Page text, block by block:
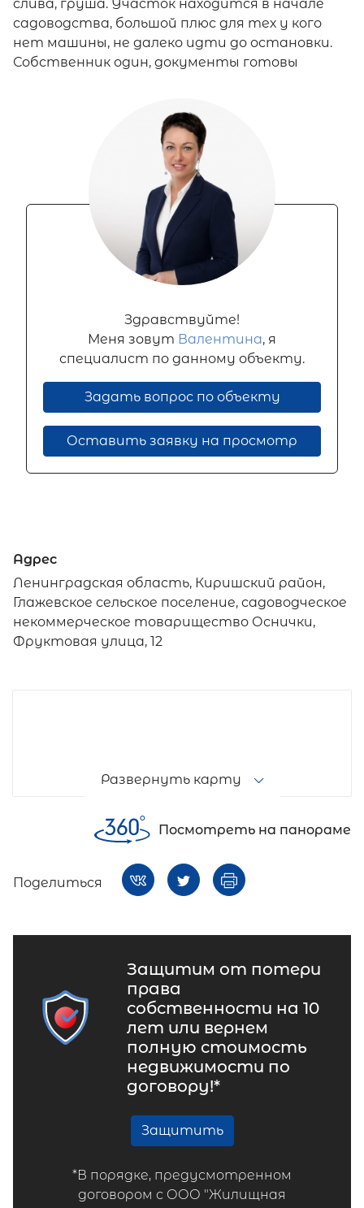
слива, груша. Участок находится в начале
садоводства, большой плюс для тех у кого
нет машины, не далеко идти до остановки.
Собственник один, документы готовы
Здравствуйте!
Меня зовут Валентина, я
специалист по данному объекту.
Задать вопрос по объекту
Оставить заявку на просмотр
Адрес
Ленинградская область, Киришский район,
Глажевское сельское поселение, садоводческое
некоммерческое товарищество Оснички,
Фруктовая улица, 12
Развернуть карту
Посмотреть на панораме
Поделиться
Защитим от потери
права
собственности на 10
лет или вернем
полную стоимость
недвижимости по
договору!*
Защитить
*В порядке, предусмотренном
договором с ООО "Жилищная